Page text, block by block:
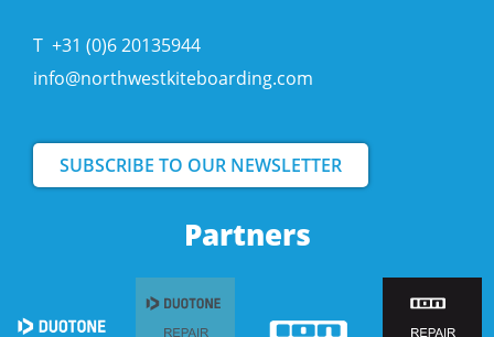
Partners
T +31 (0)6 20135944
info@northwestkiteboarding.com
SUBSCRIBE TO OUR NEWSLETTER